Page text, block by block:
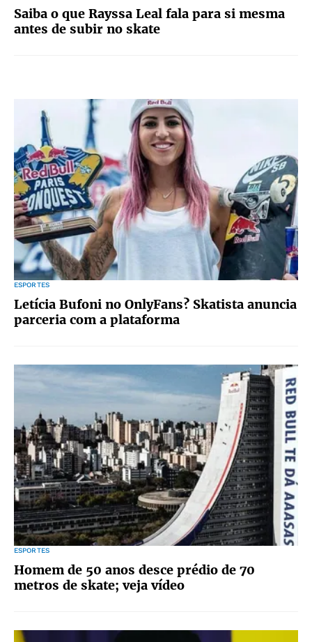
Saiba o que Rayssa Leal fala para si mesma
antes de subir no skate
ESPORTES
Letícia Bufoni no OnlyFans? Skatista anuncia
parceria com a plataforma
ESPORTES
Homem de 50 anos desce prédio de 70
metros de skate; veja vídeo